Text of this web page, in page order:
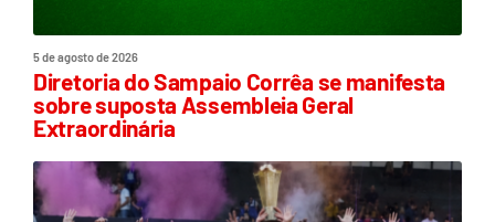
5 de agosto de 2026
Diretoria do Sampaio Corrêa se manifesta
sobre suposta Assembleia Geral
Extraordinária